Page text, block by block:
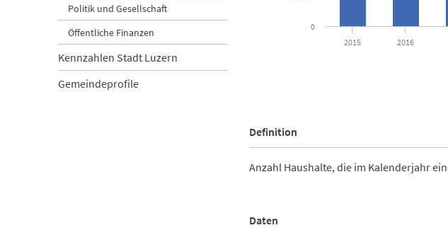
2015 2016
0
Definition
Anzahl Haushalte, die im Kalenderjahr
Daten
Politik und Gesellschaft
Öffentliche Finanzen
Kennzahlen Stadt Luzern
Gemeindeprofile